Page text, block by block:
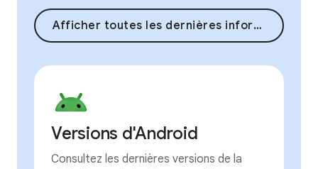
Afficher toutes les dernières informations
Versions d'Android
Consultez les dernières versions de la